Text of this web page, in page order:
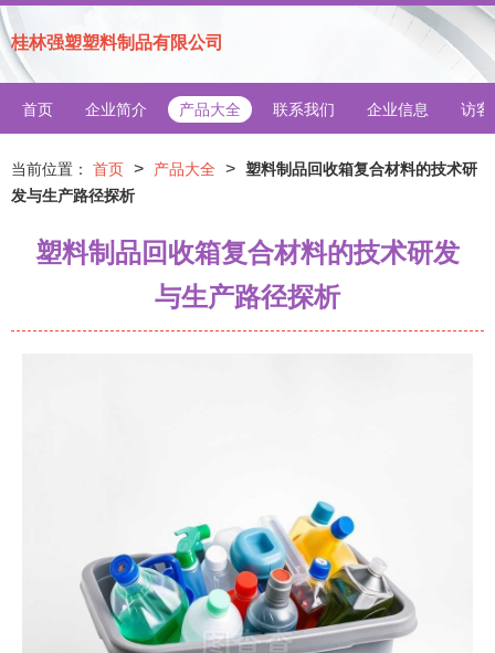
桂林强塑塑料制品有限公司
首页 企业简介 产品大全 联系我们 企业信息 访客
当前位置： 首页 > 产品大全 > 塑料制品回收箱复合材料的技术研
发与生产路径探析
塑料制品回收箱复合材料的技术研发
与生产路径探析